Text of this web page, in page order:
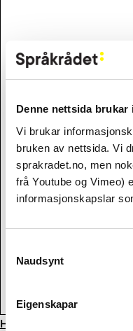
Denne nettsida
Vi brukar
bruken av nettsida. Vi
sprakradet.no, men
frå Youtube og Vimeo)
informasjonskapslar
Selection
Naudsynt
Eigenskapar
Hva er et språk?